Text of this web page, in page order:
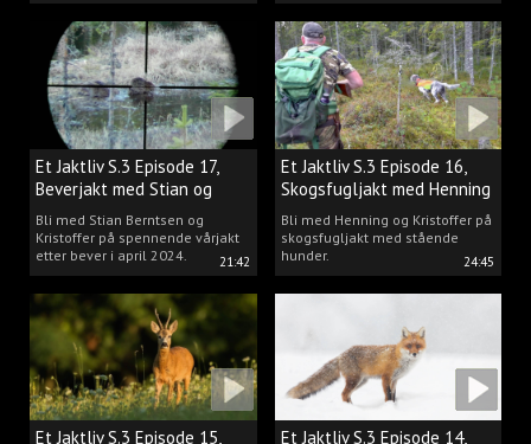
21:42
Et Jaktliv S.3 Episode 17,
Beverjakt med Stian og
Kristoffer
Bli med Stian Berntsen og
Kristoffer på spennende vårjakt
etter bever i april 2024.
24:45
Et Jaktliv S.3 Episode 16,
Skogsfugljakt med Henning
Mathisen
Bli med Henning og Kristoffer på
skogsfugljakt med stående
hunder.
Et Jaktliv S.3 Episode 15,
Et Jaktliv S.3 Episode 14,